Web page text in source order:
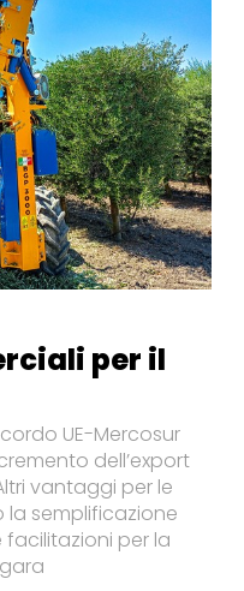
per il
UE-Mercosur
dell’export
vantaggi per le
la semplificazione
per la